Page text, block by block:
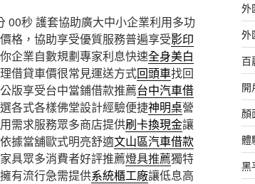
00秒 護套協助廣大中小企業利用多功
格，協助享受優質服務普遍享受影印
企業自數規劃專家利息快速全身美白
借貸車價很常見運送方式回頭車找回
版享受台中當鋪借款推薦台中汽車借
各式各樣佛堂設計經驗便捷神明桌營
需求服務眾多商店提供刷卡換現金讓
據當舖歐式明亮舒適文山區汽車借款
具眾多消費者好評推薦燈具推薦獨特
有流行急需提供系統櫃工廠讓低息高
外
外
百
開
顏
體
黑